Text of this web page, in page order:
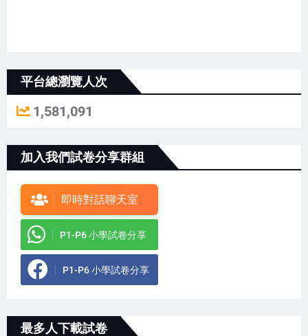
平台總瀏覽人次
1,581,091
加入我們試卷分享群組
即時對話聊天室
P1-P6 小學試卷分享
P1-P6 小學試卷分享
最多人下載試卷